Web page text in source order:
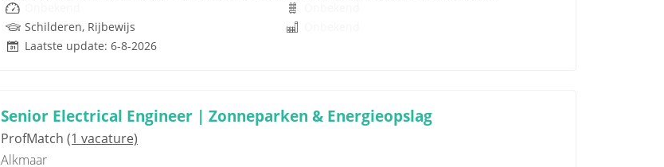
Schilderen, Rijbewijs
Laatste update: 6-8-2026
Senior Electrical Engineer | Zonneparken & Energieopslag
ProfMatch (1 vacature)
Alkmaar